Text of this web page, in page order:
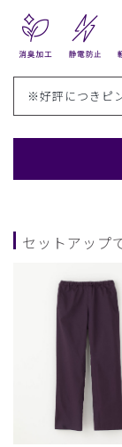
※好評につきピ
セットアップ